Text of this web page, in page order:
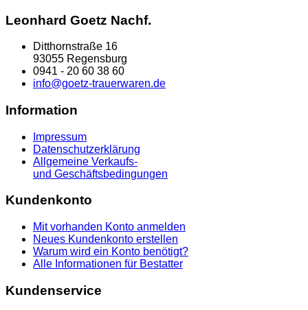
Leonhard Goetz Nachf.
Ditthornstraße 16
93055 Regensburg
0941 - 20 60 38 60
info@goetz-trauerwaren.de
Information
Impressum
Datenschutzerklärung
Allgemeine Verkaufs-
und Geschäftsbedingungen
Kundenkonto
Mit vorhanden Konto anmelden
Neues Kundenkonto erstellen
Warum wird ein Konto benötigt?
Alle Informationen für Bestatter
Kundenservice